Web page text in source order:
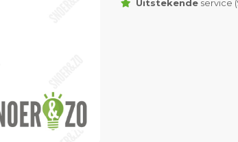
Uitstekendeservice